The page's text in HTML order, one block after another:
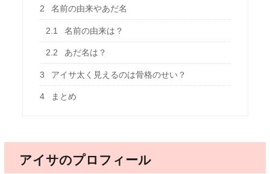
2 名前の由来やあだ名
2.1 名前の由来は？
2.2 あだ名は？
3 アイサ太く見えるのは骨格のせい？
4 まとめ
アイサのプロフィール